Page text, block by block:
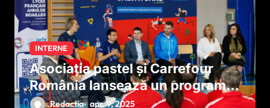
INTERNE
Asociația pastel și Carrefour
România lansează un program
național pentru dezvoltarea
Redactia apr. 9, 2025